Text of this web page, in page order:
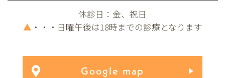
休診日：金、祝日
▲ ・・・日曜午後は18時までの診療となります
Google map